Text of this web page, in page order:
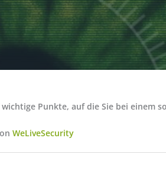
Punkte, auf die Sie bei einem
WeLiveSecurity